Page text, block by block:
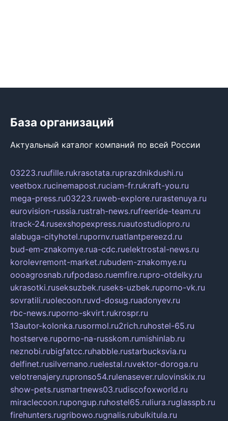
База организаций
Актуальный каталог компаний по всей России
03223.ruufille.rukrasotata.ruprazdnikdushi.ru
veetbox.rucinemapost.ruciam-fr.rukraft-you.ru
mega-press.ru03223.ruweb-explore.rurastenuya.ru
eurovision-russia.rustrah-news.rufreeride-team.ru
itrack-24.rusexshopexpress.ruautostudiopro.ru
alabuga-cityhotel.rupornv.ruatlantpereezd.ru
bud-em-znakomye.rua-cdc.ruelektrostal-news.ru
korolevremont-market.rubudem-znakomye.ru
oooagrosnab.rufpodaso.ruemfire.rupro-otdelky.ru
ukrasotki.ruseksuzbek.ruseks-uzbek.ruporno-vk.ru
sovratili.ruolecoon.ruvd-dosug.ruadonyev.ru
rbc-news.ruporno-skvirt.rukrospr.ru
13autor-kolonka.rusormol.ru2rich.ruhostel-65.ru
hostserve.ruporno-na-russkom.rumishinlab.ru
neznobi.rubigfatcc.ruhabble.rustarbucksvia.ru
delfinet.rusilvernano.ruelestal.ruvektor-doroga.ru
velotrenajery.rupronso54.rulenasever.rulovinskix.ru
show-pets.rusmartnews03.rudiscofoxworld.ru
miraclecoon.rupongup.ruhostel65.ruliura.ruglasspb.ru
firehunters.rugribowo.rugnalis.rubulkitula.ru